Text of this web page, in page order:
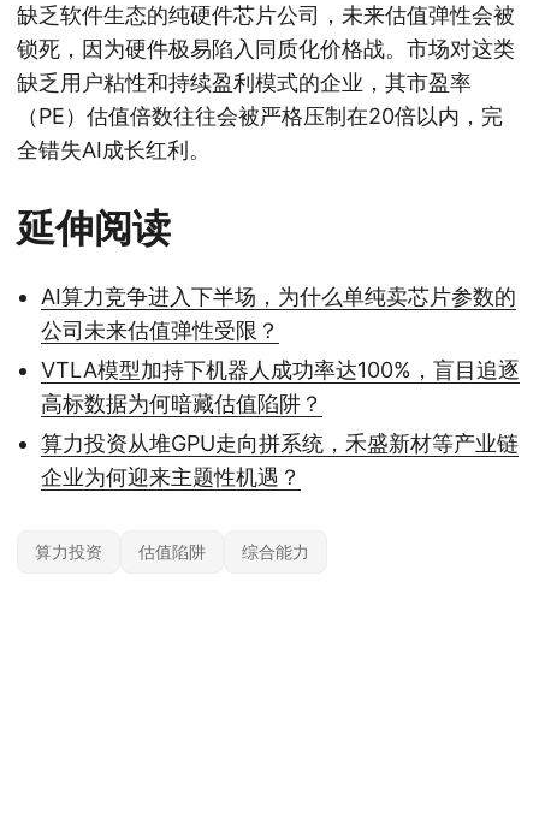
缺乏软件生态的纯硬件芯片公司，未来估值弹性会被
锁死，因为硬件极易陷入同质化价格战。市场对这类
缺乏用户粘性和持续盈利模式的企业，其市盈率
（PE）估值倍数往往会被严格压制在20倍以内，完
全错失AI成长红利。
延伸阅读
AI算力竞争进入下半场，为什么单纯卖芯片参数的
公司未来估值弹性受限？
VTLA模型加持下机器人成功率达100%，盲目追逐
高标数据为何暗藏估值陷阱？
算力投资从堆GPU走向拼系统，禾盛新材等产业链
企业为何迎来主题性机遇？
算力投资 估值陷阱 综合能力